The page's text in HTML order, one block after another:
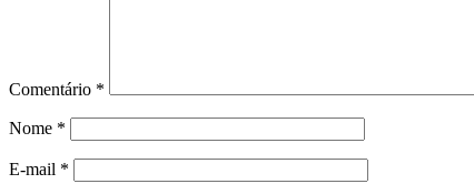
Comentário *
Nome *
E-mail *